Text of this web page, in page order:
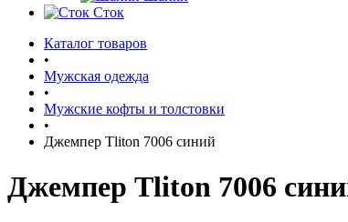
Сток
Каталог товаров
•
Мужская одежда
•
Мужские кофты и толстовки
•
Джемпер Tliton 7006 синий
Джемпер Tliton 7006